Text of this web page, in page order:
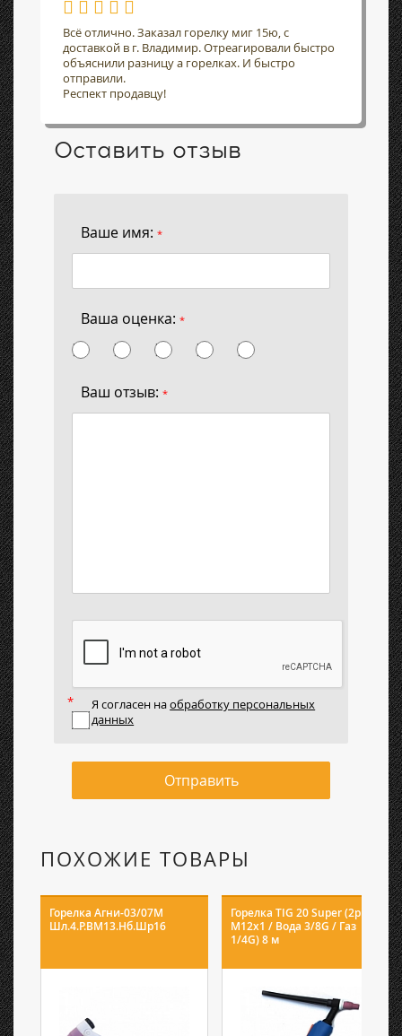
Всё отлично. Заказал горелку миг 15ю, с
доставкой в г. Владимир. Отреагировали быстро
объяснили разницу а горелках. И быстро
отправили.
Респект продавцу!
Оставить отзыв
Ваше имя: *
Ваша оценка: *
Ваш отзыв: *
Я согласен наобработку персональных
данных
Отправить
ПОХОЖИЕ ТОВАРЫ
Горелка Агни-03/07М
Шл.4.Р.ВМ13.Нб.Шр16
Горелка TIG 20 Super (2pin/
М12х1 / Вода 3/8G / Газ
1/4G) 8 м